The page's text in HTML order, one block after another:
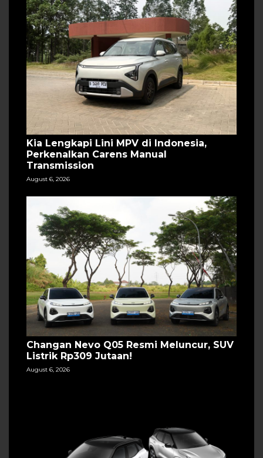
Kia Lengkapi Lini MPV di Indonesia,
Perkenalkan Carens Manual
Transmission
August 6, 2026
Changan Nevo Q05 Resmi Meluncur, SUV
Listrik Rp309 Jutaan!
August 6, 2026